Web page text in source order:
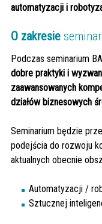
automatyzacji i
O zakresie
Podczas seminarium
dobre praktyki i
zaawansowanych
działów biznesowych
Seminarium będzie
podejścia do rozwoju
aktualnych obecnie
Automatyzacji /
Sztucznej